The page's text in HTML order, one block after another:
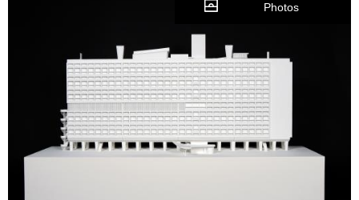
Photos